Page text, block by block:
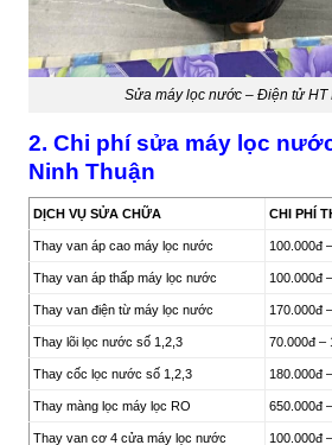
Sửa máy lọc nước – Điện tử HT
2. Chi phí sửa máy lọc
Ninh Thuận
DỊCH VỤ SỬA CHỮA CHI PHÍ
Thay van áp cao máy lọc nước 100.000đ
Thay van áp thấp máy lọc nước 100.000đ
Thay van điện từ máy lọc nước 170.000đ
Thay lõi lọc nước số 1,2,3 70.000đ –
Thay cốc lọc nước số 1,2,3 180.000đ
Thay màng lọc máy lọc RO 650.000đ
Thay van cơ 4 cửa máy lọc nước 100.000đ